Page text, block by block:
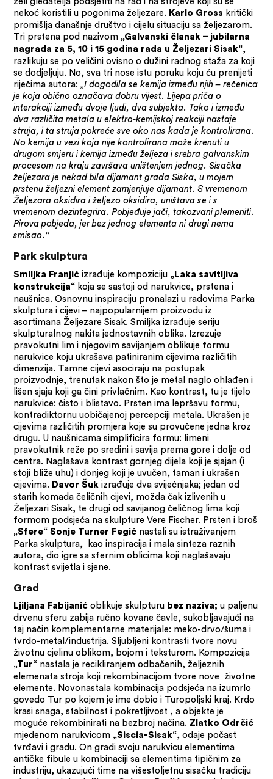
nekoć koristili u pogonima željezare. Karlo Gross kritički
promišlja današnje društvo i cijelu situaciju sa željezarom.
Tri prstena pod nazivom „Galvanski članak – jubilarna
nagrada za 5, 10 i 15 godina rada u Željezari Sisak“,
razlikuju se po veličini ovisno o dužini radnog staža za koji
se dodjeljuju. No, sva tri nose istu poruku koju ću prenijeti
riječima autora:„I dogodila se kemija između njih – rečenica
je koja obično označava dobru vijest. Lijepa priča o
interakciji između dvoje ljudi, dva subjekta. Tako i između
dva različita metala u elektro-kemijskoj reakciji nastaje
struja, i ta struja pokreće sve oko nas kada je kontrolirana.
No kemija u vezi koja nije kontrolirana može krenuti u
drugom smjeru i kemija između željeza i srebra galvanskim
procesom na kraju završava uništenjem jednog. Sisačka
željezara je nekad bila dijamant grada Siska, u mojem
prstenu željezni element zamjenjuje dijamant. S vremenom
Željezara oksidira i željezo oksidira, uništava se i s
vremenom dezintegrira. Pobjeđuje jači, takozvani plemeniti.
Pirova pobjeda, jer bez jednog elementa ni drugi nema
smisao.“
Park skulptura
Smiljka Franjićizrađuje kompoziciju „Laka savitljiva
konstrukcija“ koja se sastoji od narukvice, prstena i
naušnica. Osnovnu inspiraciju pronalazi u radovima Parka
skulptura i cijevi – najpopularnijem proizvodu iz
asortimana Željezare Sisak. Smiljka izrađuje seriju
skulpturalnog nakita jednostavnih oblika. Izrezuje
pravokutni lim i njegovim savijanjem oblikuje formu
narukvice koju ukrašava patiniranim cijevima različitih
dimenzija. Tamne cijevi asociraju na postupak
proizvodnje, trenutak nakon što je metal naglo ohlađen i
lišen sjaja koji ga čini privlačnim. Kao kontrast, tu je tijelo
narukvice: čisto i blistavo. Prsten ima lepršavu formu,
kontradiktornu uobičajenoj percepciji metala. Ukrašen je
cijevima različitih promjera koje su provučene jedna kroz
drugu. U naušnicama simplificira formu: limeni
pravokutnik reže po sredini i savija prema gore i dolje od
centra. Naglašava kontrast gornjeg dijela koji je sjajan (i
stoji bliže uhu) i donjeg koji je uvučen, taman i ukrašen
cijevima. Davor Šuk izrađuje dva svijećnjaka; jedan od
starih komada čeličnih cijevi, možda čak izlivenih u
Željezari Sisak, te drugi od savijanog čeličnog lima koji
formom podsjeća na skulpture Vere Fischer. Prsten i broš
„Sfere“ Sonje Turner Fegić nastali su istraživanjem
Parka skulptura, kao inspiracija i mala sinteza raznih
autora, dio igre sa sfernim oblicima koji naglašavaju
kontrast svijetla i sjene.
Grad
Ljiljana Fabijanićoblikuje skulpturu bez naziva; u paljenu
drvenu sferu zabija ručno kovane čavle, sukobljavajući na
taj način komplementarne materijale: meko-drvo/šuma i
tvrdo-metal/industrija. Sljubljeni kontrasti tvore novu
životnu cjelinu oblikom, bojom i teksturom. Kompozicija
„Tur“ nastala je recikliranjem odbačenih, željeznih
elemenata stroja koji rekombinacijom tvore nove životne
elemente. Novonastala kombinacija podsjeća na izumrlo
govedo Tur po kojem je ime dobio i Turopoljski kraj. Krdo
krasi snaga, stabilnost i pokretljivost , a objekte je
moguće rekombinirati na bezbroj načina. Zlatko Odrčić
mjedenom narukvicom „Siscia-Sisak“, odaje počast
tvrđavi i gradu. On gradi svoju narukvicu elementima
antičke fibule u kombinaciji sa elementima tipičnim za
industriju, ukazujući time na višestoljetnu sisačku tradiciju